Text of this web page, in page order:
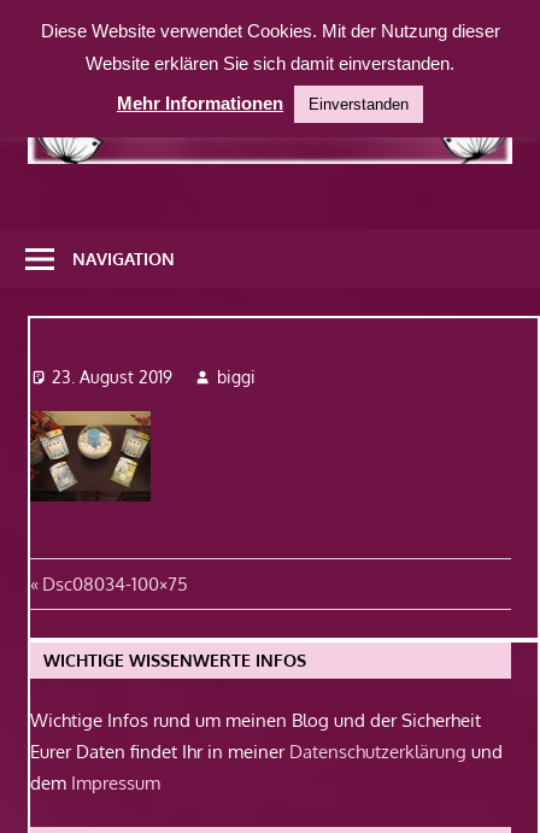
Inhalt
weitere
Website
NAVIGATION
23. August 2019 biggi
Beitragsnavigation
Vorheriger
Beitrag:
Dsc08034-100×75
WICHTIGE WISSENWERTE INFOS
Wichtige Infos rund um meinen Blog und der Sicherheit
Eurer Daten findet Ihr in meiner Datenschutzerklärung und
dem Impressum
Diese Website verwendet Cookies. Mit der Nutzung dieser
Website erklären Sie sich damit einverstanden.
Mehr Informationen
Einverstanden